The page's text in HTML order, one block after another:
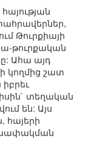
Թուրքիայի
թուրքական
Ահա այդ
կողմից շատ
տեղական
են: Այս
հայերի